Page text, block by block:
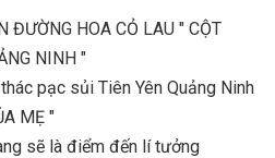
ĐƯỜNG HOA CỎ LAU " CỘT
NINH "
pạc sủi Tiên Yên Quảng Ninh
MẸ "
sẽ là điểm đến lí tưởng